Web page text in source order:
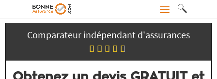
Comparateur indépendant d'assurances